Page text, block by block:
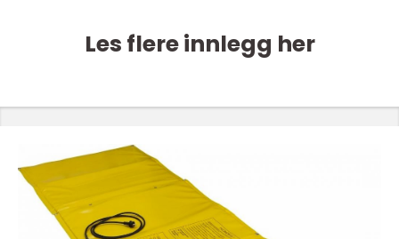
Les flere innlegg her